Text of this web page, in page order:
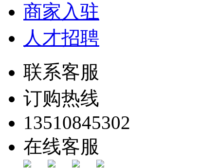
商家入驻
人才招聘
联系客服
订购热线
13510845302
在线客服